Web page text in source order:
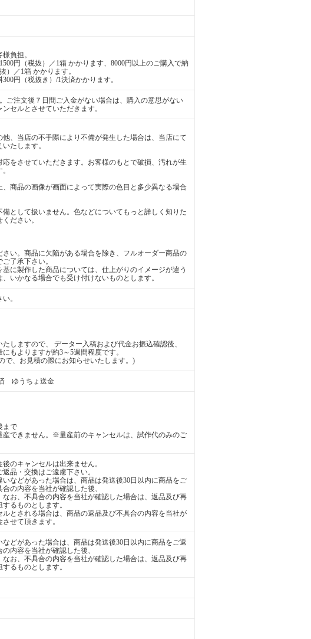
負担。
円（税抜）／1箱 かかります、8000円以上のご購入で納
）／1箱 かかります。
円（税抜き）/1決済かかります。
ご注文後７日間ご入金がない場合は、購入の意思がない
セルとさせていただきます。
、当店の不手際により不備が発生した場合は、当店にて
たします。
をさせていただきます。お客様のもとで破損、汚れが生
商品の画像が画面によって実際の色目と多少異なる場合
として扱いません。色などについてもっと詳しく知りた
ださい。
い。商品に欠陥がある場合を除き、フルオーダー商品の
了承下さい。
基に製作した商品については、仕上がりのイメージが違う
いかなる場合でも受け付けないものとします。
。
しますので、 データー入稿および代金お振込確認後、
もよりますが約3～5週間程度です。
で、お見積の際にお知らせいたします。)
済 ゆうちょ送金
まで
できません。※量産前のキャンセルは、試作代のみのご
のキャンセルは出来ません。
品・交換はご遠慮下さい。
いなどがあった場合は、商品は発送後30日以内に商品をご
の内容を当社が確認した後、
お、不具合の内容を当社が確認した場合は、返品及び再
るものとします。
とされる場合は、商品の返品及び不具合の内容を当社が
せて頂きます。
どがあった場合は、商品は発送後30日以内に商品をご返
内容を当社が確認した後、
お、不具合の内容を当社が確認した場合は、返品及び再
るものとします。